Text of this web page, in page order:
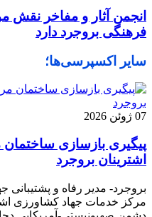
انجمن آثار و مفاخر نقش
فرهنگی بروجرد دارد
سایر اکسپرسی‌ها؛
07 ژوئن 2026
پیگیری بازسازی
اشترینان بروجرد
بروجرد- مدیر رفاه و
مرکز خدمات جهاد کشاورزی